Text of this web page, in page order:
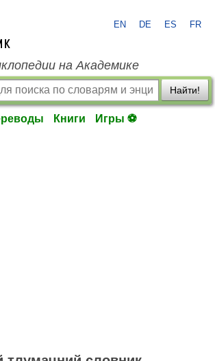
EN DE ES FR
на Академике
Найти!
Книги Игры ⚽